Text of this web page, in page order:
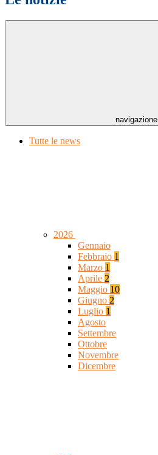
navigazione
Tutte le news
2026
Gennaio
Febbraio 1
Marzo 1
Aprile 2
Maggio 10
Giugno 2
Luglio 1
Agosto
Settembre
Ottobre
Novembre
Dicembre